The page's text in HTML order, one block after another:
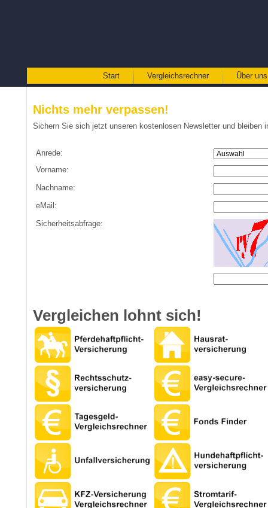
Start Vergleichsrechner Über uns
Nichts mehr verpassen!
Sichern Sie sich jetzt unseren kostenlosen Newsletter und bleiben
Anrede:
Vorname:
Nachname:
eMail:
Sicherheitsabfrage:
Vergleichen lohnt sich!